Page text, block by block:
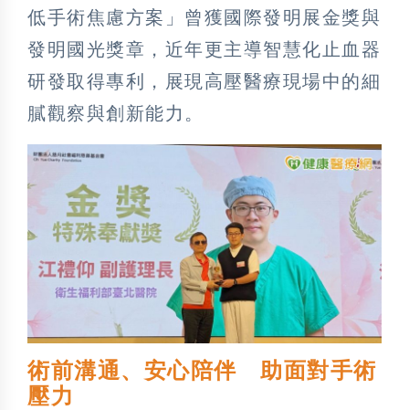
低手術焦慮方案」曾獲國際發明展金獎與
發明國光獎章，近年更主導智慧化止血器
研發取得專利，展現高壓醫療現場中的細
膩觀察與創新能力。
術前溝通、安心陪伴 助面對手術
壓力